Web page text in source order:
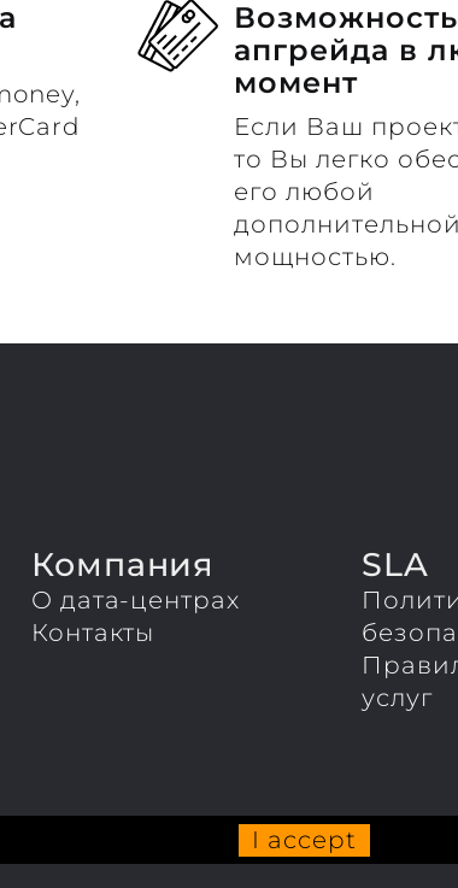
Возможность
апгрейда в
момент
Если Ваш
то Вы легко
его любой
дополнительной
мощностью.
Компания
О дата-центрах
Контакты
SLA
услуг
I accept